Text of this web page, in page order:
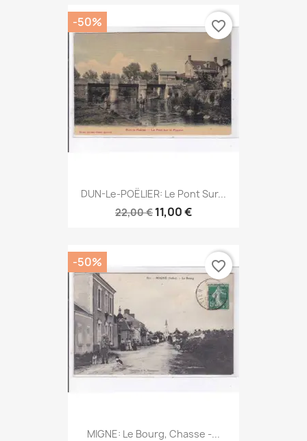
DUN-Le-POËLIER: Le Pont Sur...
22,00 € 11,00 €
-50% favorite_border
MIGNE: Le Bourg, Chasse -...
-50% favorite_border